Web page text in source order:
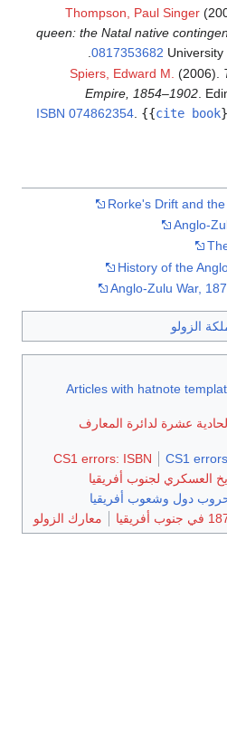
Thompson, Paul Singer
queen: the Natal native
University
0817353682
Spiers, Edward M. (2006).
Empire, 1854–1902.
ISBN 074862354. {{cite book
Rorke's Drift and
Anglo-
History of the
Anglo-Zulu War,
الزولو
Articles with hatnote
عشرة لدائرة المعارف
CS1
CS1 errors: ISBN
العسكري لجنوب أفريقيا
دول وشعوب أفريقيا
أفريقيا معارك الزولو